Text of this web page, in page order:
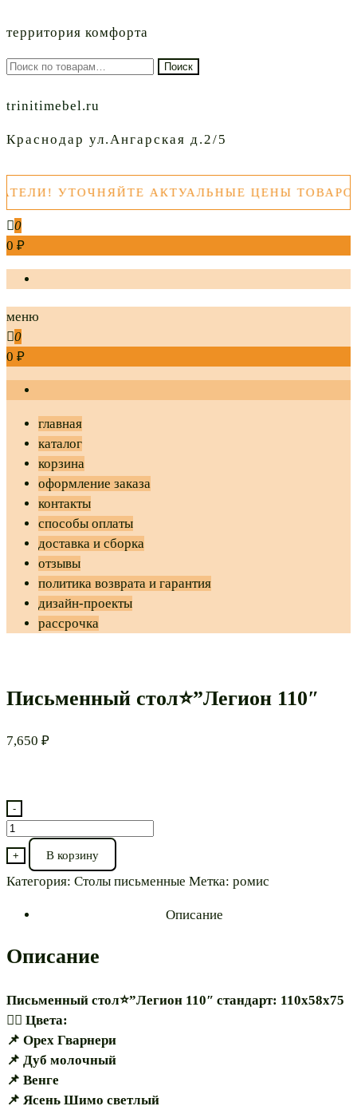
территория комфорта
Искать: Поиск
trinitimebel.ru
Краснодар ул.Ангарская д.2/5
УТОЧНЯЙТЕ АКТУАЛЬНЫЕ ЦЕНЫ ТОВАРОВ
0
0 ₽
меню
0
0 ₽
главная
каталог
корзина
оформление заказа
контакты
способы оплаты
доставка и сборка
отзывы
политика возврата и гарантия
дизайн-проекты
рассрочка
Письменный стол⭐”Легион 110″
7,650 ₽
-
Количество
товара
Письменный
стол⭐”Легион
+ В корзину
Категория: Столы письменные Метка: ромис
Описание
Описание
Письменный стол⭐”Легион 110″ стандарт: 110х58х75
🏳️‍🌈 Цвета:
📌 Орех Гварнери
📌 Дуб молочный
📌 Венге
📌 Ясень Шимо светлый